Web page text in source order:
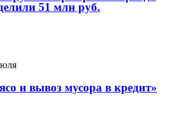
51 млн руб.
и вывоз мусора в кредит»